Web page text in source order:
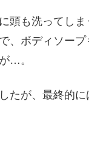
頭も洗ってし
、ボディソー
…。
たが、最終的